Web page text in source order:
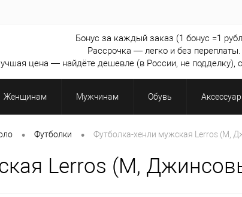
Бонус за каждый заказ (1 бонус =1
Рассрочка — легко и без переплаты.
цена — найдёте дешевле (в России, не подделку),
Женщинам Мужчинам Обувь
• Футболки • Футболка-хенли мужская Lerros (M,
Lerros (M,